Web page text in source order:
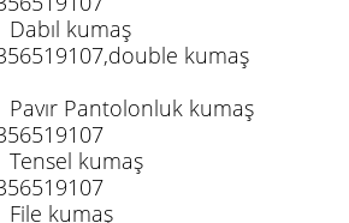
Dabıl kumaş
kumaş
Pavır Pantolonluk kumaş
Tensel kumaş
File kumaş